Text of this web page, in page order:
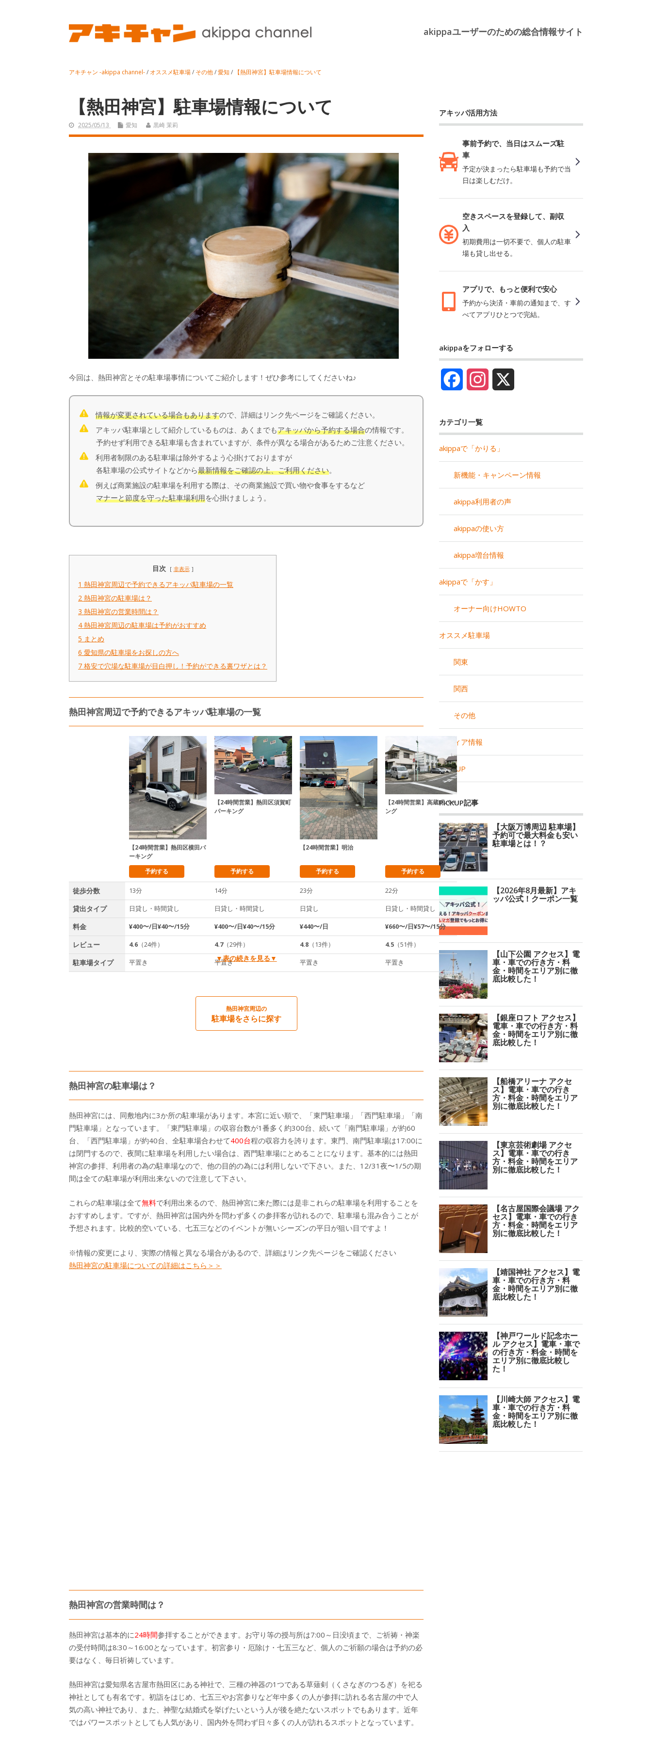
akippaユーザーのための総合情報サイト
アキチャン -akippa channel-/ オススメ駐車場/ その他/愛知 / 【熱田神宮】駐車場情報について
【熱田神宮】駐車場情報について
2025/05/13 愛知 黒崎 茉莉
今回は、熱田神宮とその駐車場事情についてご紹介します！ぜひ参考にしてくださいね♪
情報が変更されている場合もありますので、詳細はリンク先ページをご確認ください。
アキッパ駐車場として紹介しているものは、あくまでもアキッパから予約する場合の情報です。
予約せず利用できる駐車場も含まれていますが、条件が異なる場合があるためご注意ください。
利用者制限のある駐車場は除外するよう心掛けておりますが
各駐車場の公式サイトなどから最新情報をご確認の上、ご利用ください。
例えば商業施設の駐車場を利用する際は、その商業施設で買い物や食事をするなど
マナーと節度を守った駐車場利用を心掛けましょう。
目次 非表示
1 熱田神宮周辺で予約できるアキッパ駐車場の一覧
2 熱田神宮の駐車場は？
3 熱田神宮の営業時間は？
4 熱田神宮周辺の駐車場は予約がおすすめ
5 まとめ
6 愛知県の駐車場をお探しの方へ
7 格安で穴場な駐車場が目白押し！予約ができる裏ワザとは？
熱田神宮周辺で予約できるアキッパ駐車場の一覧
【24時間営業】熱田区横田パ
ーキング
【24時間営業】熱田区須賀町
パーキング
【24時間営業】明治
【24時間営業】高蔵町パーキ
ング
予約する 予約する 予約する 予約する 予約する
徒歩分数 13分 14分 23分 22分 25分
貸出タイプ 日貸し・時間貸し 日貸し・時間貸し 日貸し 日貸し・時間貸し 日貸し
料金 ¥400〜/日¥40〜/15分 ¥400〜/日¥40〜/15分 ¥440〜/日 ¥660〜/日¥57〜/15分 ¥480〜/日
レビュー 4.6 （24件） 4.7（29件） 4.8 （13件） 4.5 （51件） 5（2件） 4.6（9件）
駐車場タイプ 平置き 平置き 平置き 平置き 平置き 平置き
▼表の続きを見る▼
熱田神宮周辺の
駐車場をさらに探す
熱田神宮の駐車場は？
熱田神宮には、同敷地内に3か所の駐車場があります。本宮に近い順で、「東門駐車場」「西門駐車場」「南
門駐車場」となっています。「東門駐車場」の収容台数が1番多く約300台、続いて「南門駐車場」が約60
台、「西門駐車場」が約40台、全駐車場合わせて400台程の収容力を誇ります。東門、南門駐車場は17:00に
は閉門するので、夜間に駐車場を利用したい場合は、西門駐車場にとめることになります。基本的には熱田
神宮の参拝、利用者の為の駐車場なので、他の目的の為には利用しないで下さい。また、12/31夜〜1/5の期
間は全ての駐車場が利用出来ないので注意して下さい。
これらの駐車場は全て無料で利用出来るので、熱田神宮に来た際には是非これらの駐車場を利用することを
おすすめします。ですが、熱田神宮は国内外を問わず多くの参拝客が訪れるので、駐車場も混み合うことが
予想されます。比較的空いている、七五三などのイベントが無いシーズンの平日が狙い目ですよ！
※情報の変更により、実際の情報と異なる場合があるので、詳細はリンク先ページをご確認ください
熱田神宮の駐車場についての詳細はこちら＞＞
熱田神宮の営業時間は？
熱田神宮は基本的に24時間参拝することができます。お守り等の授与所は7:00～日没頃まで、ご祈祷・神楽
の受付時間は8:30～16:00となっています。初宮参り・厄除け・七五三など、個人のご祈願の場合は予約の必
要はなく、毎日祈祷しています。
熱田神宮は愛知県名古屋市熱田区にある神社で、三種の神器の1つである草薙剣（くさなぎのつるぎ）を祀る
神社としても有名です。初詣をはじめ、七五三やお宮参りなど年中多くの人が参拝に訪れる名古屋の中で人
気の高い神社であり、また、神聖な結婚式を挙げたいという人が後を絶たないスポットでもあります。近年
ではパワースポットとしても人気があり、国内外を問わず日々多くの人が訪れるスポットとなっています。
アキッパ活用方法
事前予約で、当日はスムーズ駐
車
予定が決まったら駐車場も予約で当
日は楽しむだけ。
空きスペースを登録して、副収
入
初期費用は一切不要で、個人の駐車
場も貸し出せる。
アプリで、もっと便利で安心
予約から決済・車前の通知まで、す
べてアプリひとつで完結。
akippaをフォローする
FacebookInstagram
カテゴリ一覧
akippaで「かりる」
新機能・キャンペーン情報
akippa利用者の声
akippaの使い方
akippa増台情報
akippaで「かす」
オーナー向けHOWTO
オススメ駐車場
関東
関西
その他
メディア情報
PICKUP
PICKUP記事
【大阪万博周辺 駐車場】
予約可で最大料金も安い
駐車場とは！？
【2026年8月最新】アキ
ッパ公式！クーポン一覧
【山下公園 アクセス】電
車・車での行き方・料
金・時間をエリア別に徹
底比較した！
【銀座ロフト アクセス】
電車・車での行き方・料
金・時間をエリア別に徹
底比較した！
【船橋アリーナ アクセ
ス】電車・車での行き
方・料金・時間をエリア
別に徹底比較した！
【東京芸術劇場 アクセ
ス】電車・車での行き
方・料金・時間をエリア
別に徹底比較した！
【名古屋国際会議場 アク
セス】電車・車での行き
方・料金・時間をエリア
別に徹底比較した！
【靖国神社 アクセス】電
車・車での行き方・料
金・時間をエリア別に徹
底比較した！
【神戸ワールド記念ホー
ル アクセス】電車・車で
の行き方・料金・時間を
エリア別に徹底比較し
た！
【川崎大師 アクセス】電
車・車での行き方・料
金・時間をエリア別に徹
底比較した！